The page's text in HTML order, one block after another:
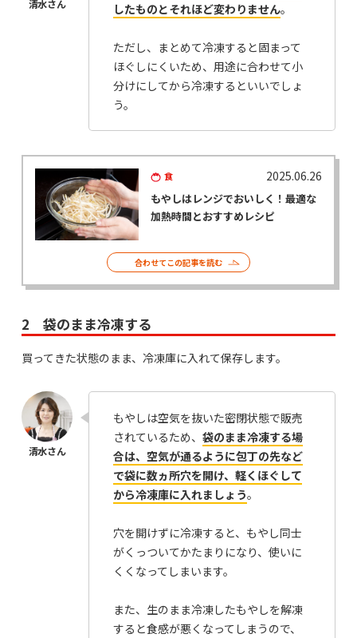
したものとそれほど変わりません。
ただし、まとめて冷凍すると固まって
ほぐしにくいため、用途に合わせて小
分けにしてから冷凍するといいでしょ
う。
食 2025.06.26
もやしはレンジでおいしく！最適な
加熱時間とおすすめレシピ
合わせてこの記事を読む
2 袋のまま冷凍する
買ってきた状態のまま、冷凍庫に入れて保存します。
もやしは空気を抜いた密閉状態で販売
されているため、 袋のまま冷凍する場
合は、空気が通るように包丁の先など
で袋に数ヵ所穴を開け、軽くほぐして
から冷凍庫に入れましょう。
穴を開けずに冷凍すると、もやし同士
がくっついてかたまりになり、使いに
くくなってしまいます。
また、生のまま冷凍したもやしを解凍
すると食感が悪くなってしまうので、